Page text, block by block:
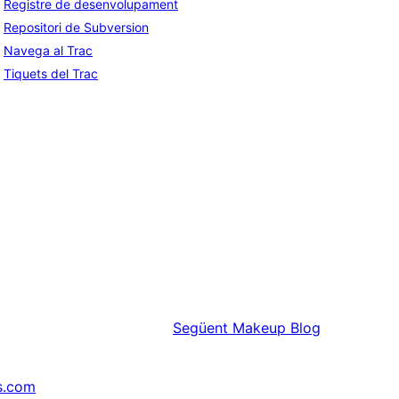
Registre de desenvolupament
Repositori de Subversion
Navega al Trac
Tiquets del Trac
Següent Makeup Blog